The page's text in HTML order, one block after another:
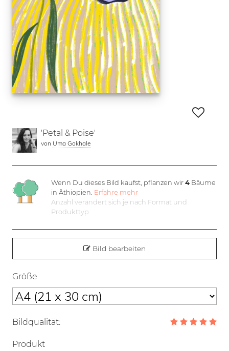
'Petal & Poise'
von Uma Gokhale
Wenn Du dieses Bild kaufst, pflanzen wir4 Bäume
in Äthiopien. Erfahre mehr
Anzahl verändert sich je nach Format und
Produkttyp
Bild bearbeiten
Größe
Bildqualität:
Produkt